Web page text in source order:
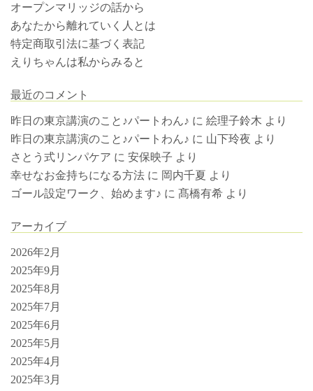
オープンマリッジの話から
あなたから離れていく人とは
特定商取引法に基づく表記
えりちゃんは私からみると
最近のコメント
昨日の東京講演のこと♪パートわん♪ に 絵理子鈴木 より
昨日の東京講演のこと♪パートわん♪ に 山下玲夜 より
さとう式リンパケア に 安保映子 より
幸せなお金持ちになる方法 に 岡内千夏 より
ゴール設定ワーク、始めます♪ に 髙橋有希 より
アーカイブ
2026年2月
2025年9月
2025年8月
2025年7月
2025年6月
2025年5月
2025年4月
2025年3月